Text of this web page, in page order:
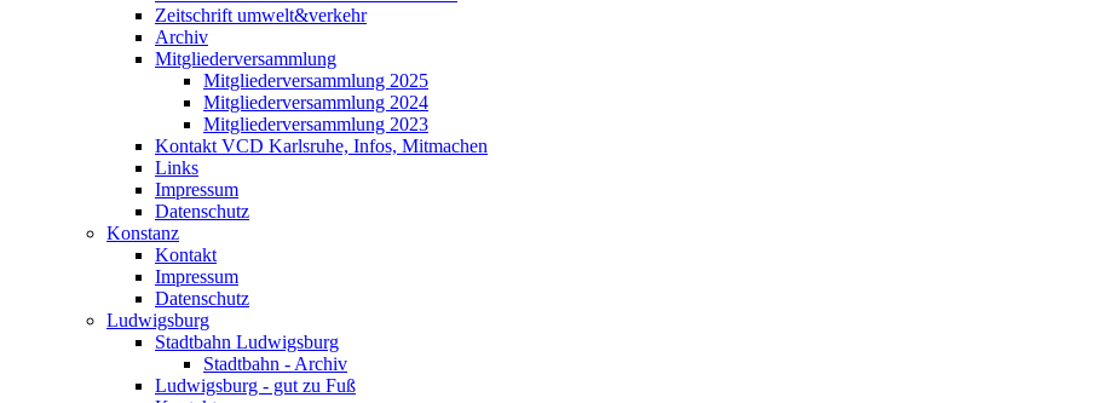
Zeitschrift umwelt&verkehr
Archiv
Mitgliederversammlung
Mitgliederversammlung 2025
Mitgliederversammlung 2024
Mitgliederversammlung 2023
Kontakt VCD Karlsruhe, Infos, Mitmachen
Links
Impressum
Datenschutz
Konstanz
Kontakt
Impressum
Datenschutz
Ludwigsburg
Stadtbahn Ludwigsburg
Stadtbahn - Archiv
Ludwigsburg - gut zu Fuß